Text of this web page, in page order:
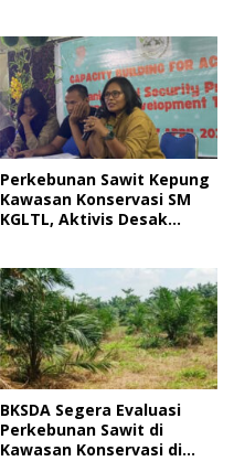
Perkebunan Sawit Kepung
Kawasan Konservasi SM
KGLTL, Aktivis Desak
BKSDA Segera Evaluasi
Perkebunan Sawit di
Kawasan Konservasi di